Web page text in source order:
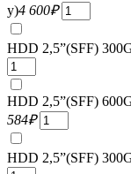
у)4 600₽
HDD 2,5”(SFF)
HDD 2,5”(SFF)
584₽
HDD 2,5”(SFF)